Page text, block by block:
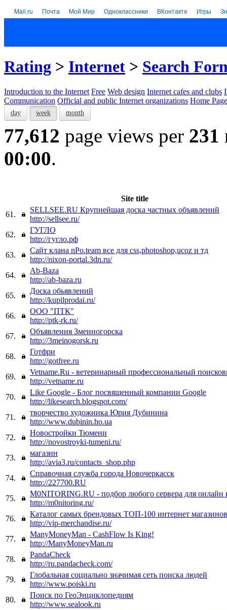
Mail.ru Почта Мой Мир Одноклассники ВКонтакте Игры
Rating > Internet > Search
Introduction to the Internet Free Web design Internet cafes and clubs
Communication Official and public Internet organizations Home
day week month
77,612 page views per 231
00:00.
Site title
61.
SELLSEE.RU Крупнейшaя доска частных объявлений
http://sellsee.ru/
62.
ГУГЛО
http://гугло.рф
63.
Сайт клана nPo.team все для css,photoshop,ucoz и тд
http://nixon-portal.3dn.ru/
64.
Ab-Baza
http://ab-baza.ru
65.
Доска обьявлений
http://kupilprodai.ru/
66.
ООО "ПТК"
http://ptk-rk.ru/
67.
Объявления Змеиногорска
http://3meinogorsk.ru
68.
Готфри
http://gotfree.ru
69.
Vetname.Ru - ветеринарный профессиональный
http://vetname.ru
70.
Like Google - Блог посвященный компании Google
http://likesearch.blogspot.com/
71.
творчество художника Юрия Дубинина
http://www.dubinin.ho.ua
72.
Новостройки Тюмени
http://novostroyki-tumeni.ru/
73.
магазин
http://avia3.ru/contacts_shop.php
74.
Справочная служба города Новочеркасск
http://227700.RU
75.
M0NITORING.RU - подбор любого сервера для онлайн
http://m0nitoring.ru/
76.
Каталог самых брендовых ТОП-100 интернет магазинов
http://vip-merchandise.ru/
77.
ManyMoneyMan - CashFlow Is King!
http://ManyMoneyMan.ru
78.
PandaCheck
http://ru.pandacheck.com/
79.
Глобальная социально значимая сеть поиска людей
http://www.poiski.ru
80.
Поиск по ГеоЭнциклопедиям
http://www.sealook.ru